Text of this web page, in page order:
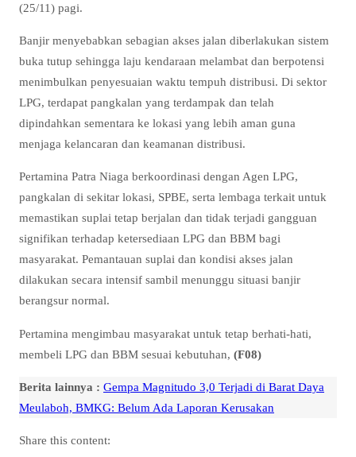
(25/11) pagi.
Banjir menyebabkan sebagian akses jalan diberlakukan sistem
buka tutup sehingga laju kendaraan melambat dan berpotensi
menimbulkan penyesuaian waktu tempuh distribusi. Di sektor
LPG, terdapat pangkalan yang terdampak dan telah
dipindahkan sementara ke lokasi yang lebih aman guna
menjaga kelancaran dan keamanan distribusi.
Pertamina Patra Niaga berkoordinasi dengan Agen LPG,
pangkalan di sekitar lokasi, SPBE, serta lembaga terkait untuk
memastikan suplai tetap berjalan dan tidak terjadi gangguan
signifikan terhadap ketersediaan LPG dan BBM bagi
masyarakat. Pemantauan suplai dan kondisi akses jalan
dilakukan secara intensif sambil menunggu situasi banjir
berangsur normal.
Pertamina mengimbau masyarakat untuk tetap berhati-hati,
membeli LPG dan BBM sesuai kebutuhan, (F08)
Berita lainnya : Gempa Magnitudo 3,0 Terjadi di Barat Daya
Meulaboh, BMKG: Belum Ada Laporan Kerusakan
Share this content: